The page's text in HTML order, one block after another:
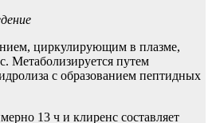
циркулирующим в плазме,
Метаболизируется путем
с образованием пептидных
13 ч и клиренс составляет